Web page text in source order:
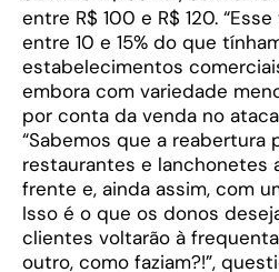
entre R$ 100 e R$ 120.
entre 10 e 15% do que
estabelecimentos
embora com variedade
por conta da venda no
“Sabemos que a reabertura
restaurantes e lanchonetes
frente e, ainda assim, com
Isso é o que os donos
clientes voltarão à
outro, como faziam?!”,